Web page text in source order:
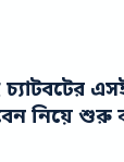
নিয়ে শুরু